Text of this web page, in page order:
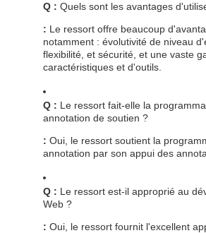
Q : Quels sont les avantages
: Le ressort offre beaucoup
notamment : évolutivité de niveau
flexibilité, et sécurité, et une vaste
caractéristiques et d'outils.
Q : Le ressort fait-elle la
annotation de soutien ?
: Oui, le ressort soutient la
annotation par son appui des
Q : Le ressort est-il approprié au
Web ?
: Oui, le ressort fournit l'excellent